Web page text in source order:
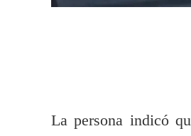
La persona indicó